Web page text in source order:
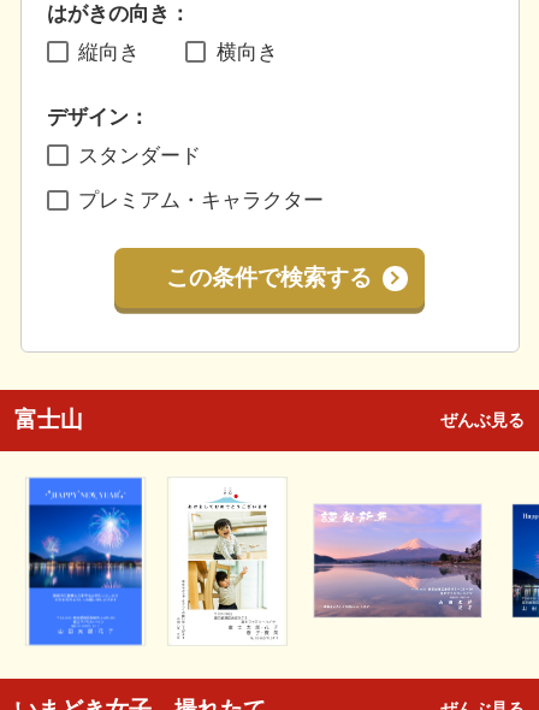
はがきの向き：
縦向き
横向き
デザイン：
スタンダード
プレミアム・キャラクター
この条件で検索する
富士山 ぜんぶ見る